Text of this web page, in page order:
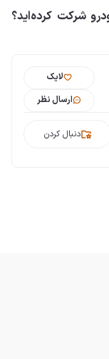
شرکت کرده‌اید؟
لایک
ارسال نظر
دنبال کردن